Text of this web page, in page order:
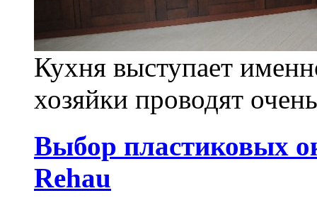
Кухня выступает
хозяйки проводят
Выбор пластиковых
Rehau